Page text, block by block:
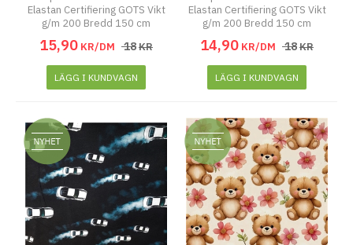
Elastan Certifiering GOTS Vikt
g/m 200 Bredd 150 cm
15,90 KR/DM 18KR
LÄGG I KUNDVAGN
Elastan Certifiering GOTS Vikt
g/m 200 Bredd 150 cm
14,90 KR/DM 18KR
LÄGG I KUNDVAGN